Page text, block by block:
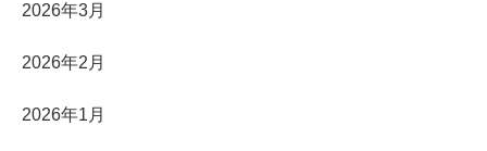
2026年3月
2026年2月
2026年1月